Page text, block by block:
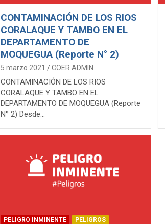
CONTAMINACIÓN DE LOS RIOS
CORALAQUE Y TAMBO EN EL
DEPARTAMENTO DE
MOQUEGUA (Reporte N° 2)
5 marzo 2021 COER ADMIN
CONTAMINACIÓN DE LOS RIOS
CORALAQUE Y TAMBO EN EL
DEPARTAMENTO DE MOQUEGUA (Reporte
N° 2) Desde…
PELIGRO INMINENTE PELIGROS